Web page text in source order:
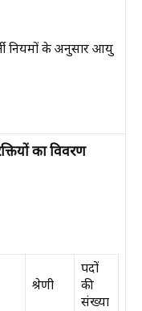
नियमों के अनुसार आयु
का विवरण
श्रेणी
पदों
की
संख्या